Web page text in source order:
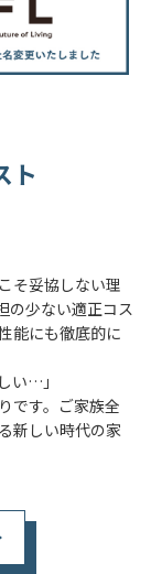
ト
そ妥協しない理
の少ない適正コス
能にも徹底的に
い…」
です。ご家族全
新しい時代の家